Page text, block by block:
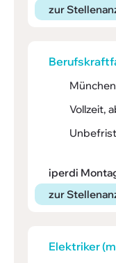
zur
München
Vollzeit,
iperdi
zur
Elek­triker